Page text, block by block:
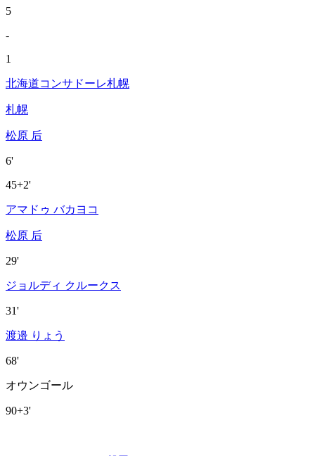
5
-
1
北海道コンサドーレ札幌
札幌
松原 后
6'
45+2'
アマドゥ バカヨコ
松原 后
29'
ジョルディ クルークス
31'
渡邉 りょう
68'
オウンゴール
90+3'